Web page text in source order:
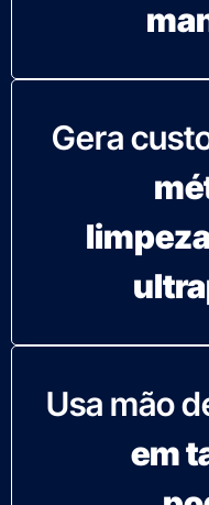
Gera
Usa mão
em